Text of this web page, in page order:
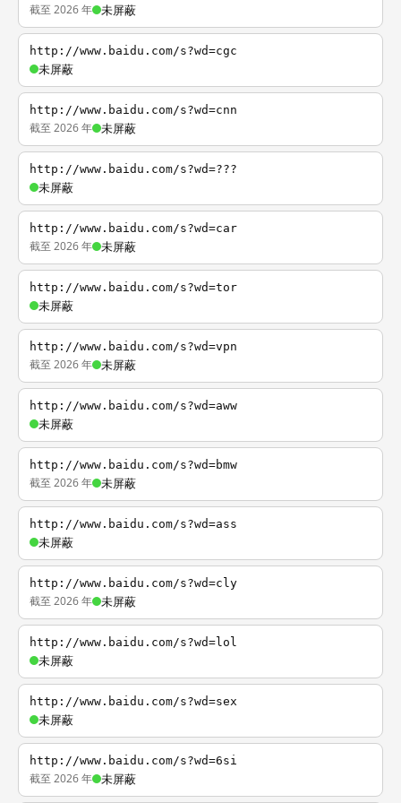
截至 2026 年 未屏蔽
http://www.baidu.com/s?wd=cgc
未屏蔽
http://www.baidu.com/s?wd=cnn
截至 2026 年 未屏蔽
http://www.baidu.com/s?wd=???
未屏蔽
http://www.baidu.com/s?wd=car
截至 2026 年 未屏蔽
http://www.baidu.com/s?wd=tor
未屏蔽
http://www.baidu.com/s?wd=vpn
截至 2026 年 未屏蔽
http://www.baidu.com/s?wd=aww
未屏蔽
http://www.baidu.com/s?wd=bmw
截至 2026 年 未屏蔽
http://www.baidu.com/s?wd=ass
未屏蔽
http://www.baidu.com/s?wd=cly
截至 2026 年 未屏蔽
http://www.baidu.com/s?wd=lol
未屏蔽
http://www.baidu.com/s?wd=sex
未屏蔽
http://www.baidu.com/s?wd=6si
截至 2026 年 未屏蔽